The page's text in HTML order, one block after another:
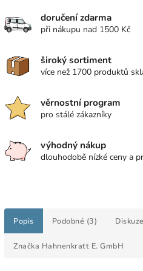
doručení zdarma
při nákupu nad 1500 Kč
široký sortiment
více než 1700 produktů
věrnostní program
pro stálé zákazníky
výhodný nákup
dlouhodobě nízké ceny a
Popis Podobné (3) Diskuze
Značka Hahnenkratt E. GmbH